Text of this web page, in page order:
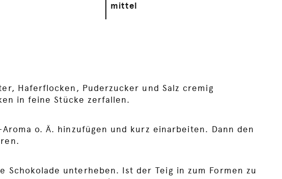
mittel
Haferflocken, Puderzucker und Salz cremig
in feine Stücke zerfallen.
o. Ä. hinzufügen und kurz einarbeiten. Dann den
Schokolade unterheben. Ist der Teig in zum Formen zu